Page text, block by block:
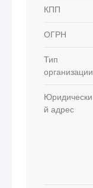
КПП
ОГРН
Тип
организации
Юридически
й адрес